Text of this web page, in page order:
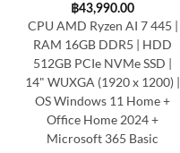
฿43,990.00
CPU AMD Ryzen AI 7 445 |
RAM 16GB DDR5 | HDD
512GB PCIe NVMe SSD |
14" WUXGA (1920 x 1200) |
OS Windows 11 Home +
Office Home 2024 +
Microsoft 365 Basic